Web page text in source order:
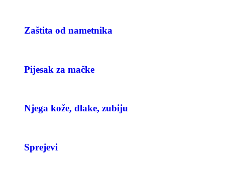
Zaštita od nametnika
Pijesak za mačke
Njega kože, dlake, zubiju
Sprejevi